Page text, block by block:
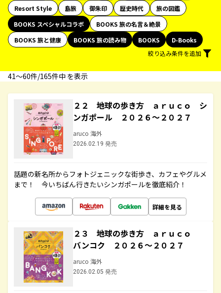
Resort Style
島旅 御朱印 歴史時代
旅の図鑑
BOOKS スペシャルコラボ
BOOKS 旅の名言＆絶景
BOOKS 旅と健康
BOOKS 旅の読み物 BOOKS
D-Books
絞り込み条件を追加
41〜60件/165件中 を表示
２２ 地球の歩き方 ａｒｕｃｏ シ
ンガポール ２０２６～２０２７
aruco 海外
2026.02.19 発売
話題の新名所からフォトジェニックな街歩き、カフェやグルメ
まで！ 今いちばん行きたいシンガポールを徹底紹介！
詳細を見る
２３ 地球の歩き方 ａｒｕｃｏ
バンコク ２０２６～２０２７
aruco 海外
2026.02.05 発売